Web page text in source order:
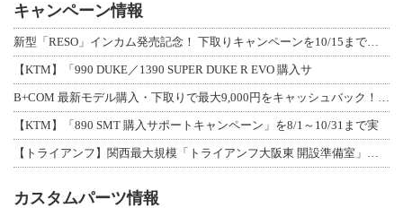
キャンペーン情報
【KTM】「990 DUKE／1390 SUPER DUKE R EVO 購入サ
【KTM】「890 SMT 購入サポートキャンペーン」を8/1～10/31まで実
カスタムパーツ情報